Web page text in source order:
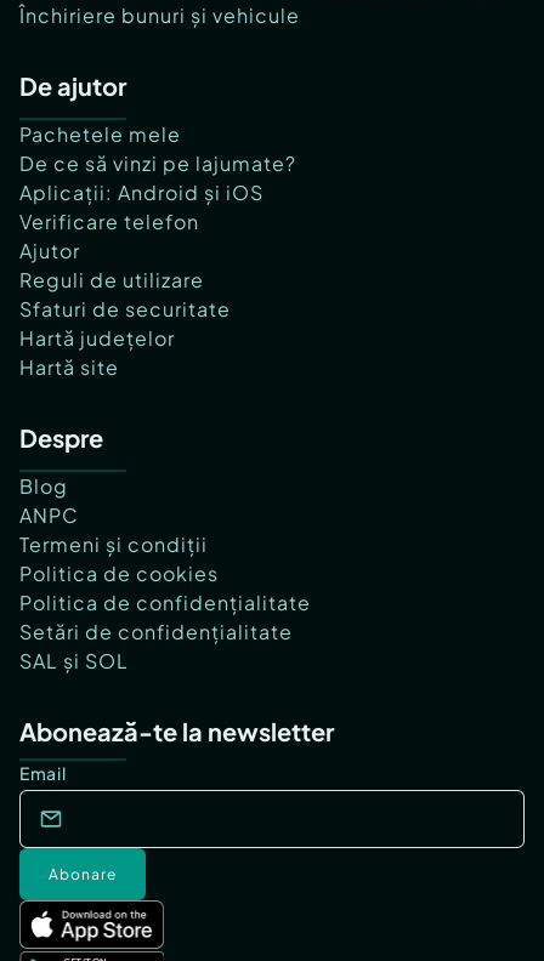
Închiriere bunuri și vehicule
De ajutor
Pachetele mele
De ce să vinzi pe lajumate?
Aplicații: Android și iOS
Verificare telefon
Ajutor
Reguli de utilizare
Sfaturi de securitate
Hartă județelor
Hartă site
Despre
Blog
ANPC
Termeni și condiții
Politica de cookies
Politica de confidențialitate
Setări de confidențialitate
SAL și SOL
Abonează-te la newsletter
Email
Abonare